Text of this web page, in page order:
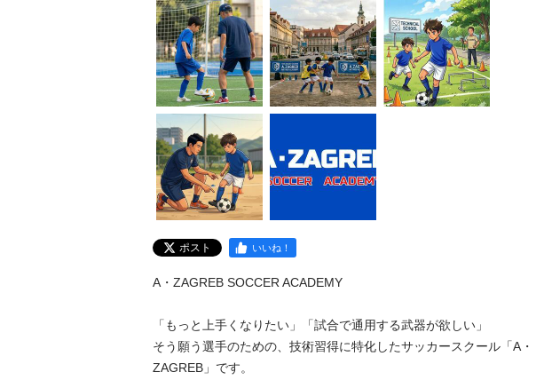
ポスト いいね！
A・ZAGREB SOCCER ACADEMY
「もっと上手くなりたい」「試合で通用する武器が欲しい」
そう願う選手のための、技術習得に特化したサッカースクール「A・
ZAGREB」です。